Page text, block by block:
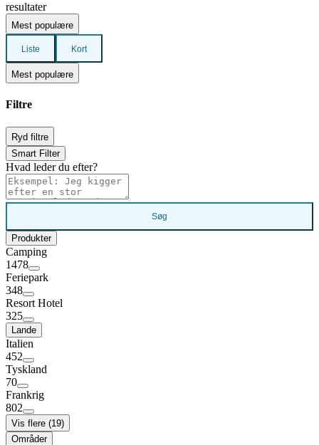
resultater
Mest populære
Liste Kort
Mest populære
Filtre
Ryd filtre
Smart Filter
Hvad leder du efter?
Søg
Produkter
Camping
1478
Feriepark
348
Resort Hotel
325
Lande
Italien
452
Tyskland
70
Frankrig
802
Vis flere (19)
Områder